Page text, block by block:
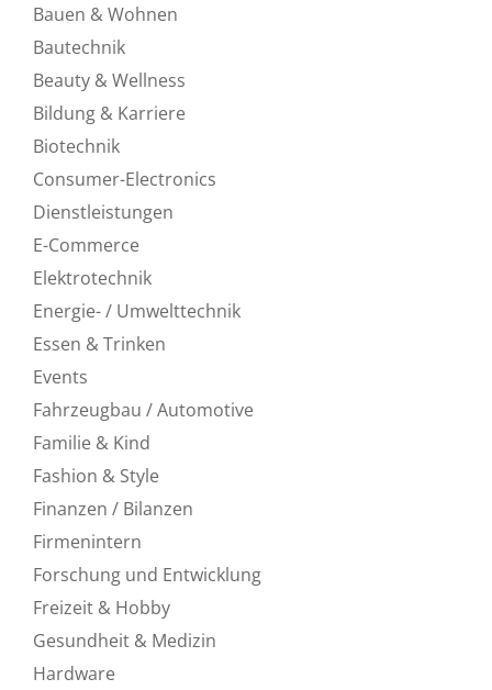
Bauen & Wohnen
Bautechnik
Beauty & Wellness
Bildung & Karriere
Biotechnik
Consumer-Electronics
Dienstleistungen
E-Commerce
Elektrotechnik
Energie- / Umwelttechnik
Essen & Trinken
Events
Fahrzeugbau / Automotive
Familie & Kind
Fashion & Style
Finanzen / Bilanzen
Firmenintern
Forschung und Entwicklung
Freizeit & Hobby
Gesundheit & Medizin
Hardware